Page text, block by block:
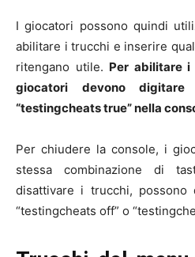
I giocatori possono quindi
abilitare i trucchi e inserire
ritengano utile. Per abilitare
giocatori devono digitare
“testingcheats true” nella
Per chiudere la console, i
stessa combinazione di
disattivare i trucchi,
“testingcheats off” o